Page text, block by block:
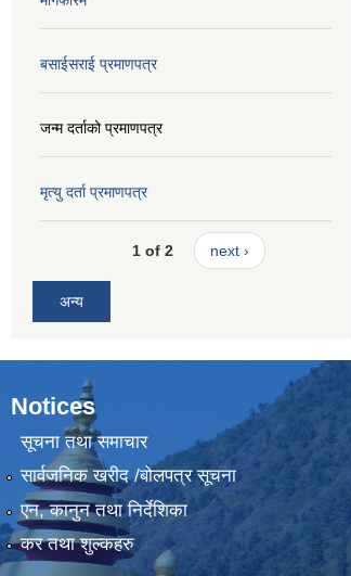
बसाईसराई प्रमाणपत्र
जन्म दर्ताको प्रमाणपत्र
मृत्यु दर्ता प्रमाणपत्र
1 of 2 next ›
अन्य
Notices
सूचना तथा समाचार
सार्वजनिक खरीद /बोलपत्र सूचना
एन, कानुन तथा निर्देशिका
कर तथा शुल्कहरु